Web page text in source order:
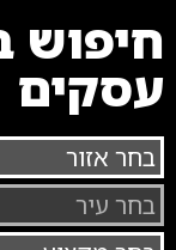
חיפוש
עסקים